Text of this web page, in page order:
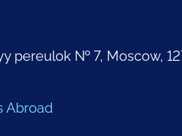
pereulok № 7, Moscow,
Abroad